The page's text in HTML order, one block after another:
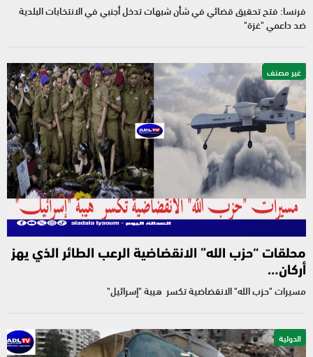
فرنسا: فتح تحقيق قضائي في شأن شبهات تدخل أجنبي في الانتخابات البلدية
ضد داعمي "غزة"
غير مصنف
محلقات “حزب الله” الانقضاضية الرعب الطائر الذي يهز
أركان…
مسيرات "حزب الله" الانقضاضية تكسر هيبة "إسرائيل"
الدولية